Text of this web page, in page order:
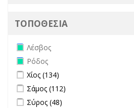
ΤΟΠΟΘΕΣΙΑ
Remove Λέσβος filter
Λέσβος
Remove Ρόδος filter
Ρόδος
Apply Χίος filter
Χίος (134)
Apply Σάμος filter
Σάμος (112)
Apply Σύρος filter
Σύρος (48)